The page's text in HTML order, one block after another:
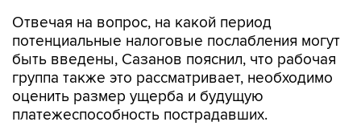
Отвечая на вопрос, на какой период
потенциальные налоговые послабления могут
быть введены, Сазанов пояснил, что рабочая
группа также это рассматривает, необходимо
оценить размер ущерба и будущую
платежеспособность пострадавших.